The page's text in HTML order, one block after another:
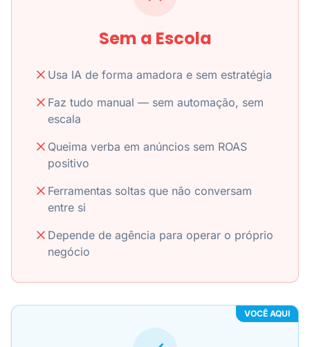
Sem a Escola
Usa IA de forma amadora e sem estratégia
Faz tudo manual — sem automação, sem
escala
Queima verba em anúncios sem ROAS
positivo
Ferramentas soltas que não conversam
entre si
Depende de agência para operar o próprio
negócio
VOCÊ AQUI